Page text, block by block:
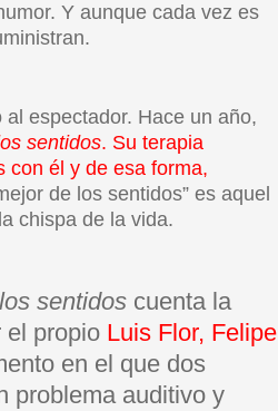
Y aunque cada vez es
espectador. Hace un año,
sentidos. Su terapia
con él y de esa forma,
de los sentidos” es aquel
chispa de la vida.
sentidos cuenta la
el propio Luis Flor, Felipe
en el que dos
problema auditivo y